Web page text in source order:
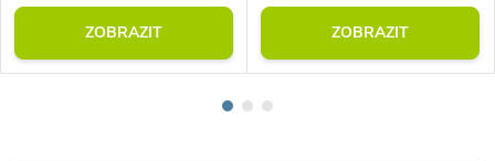
ZOBRAZIT ZOBRAZIT